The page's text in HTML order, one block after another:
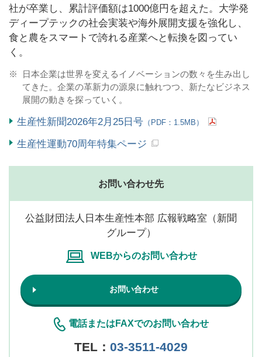
社が卒業し、累計評価額は1000億円を超えた。大学発
ディープテックの社会実装や海外展開支援を強化し、
食と農をスマートで誇れる産業へと転換を図ってい
く。
※
日本企業は世界を変えるイノベーションの数々を生み出し
てきた。企業の革新力の源泉に触れつつ、新たなビジネス
展開の動きを探っていく。
生産性新聞2026年2月25日号 （PDF：1.5MB）
生産性運動70周年特集ページ
お問い合わせ先
公益財団法人日本生産性本部 広報戦略室（新聞
グループ）
WEBからのお問い合わせ
お問い合わせ
電話またはFAXでのお問い合わせ
TEL： 03-3511-4029